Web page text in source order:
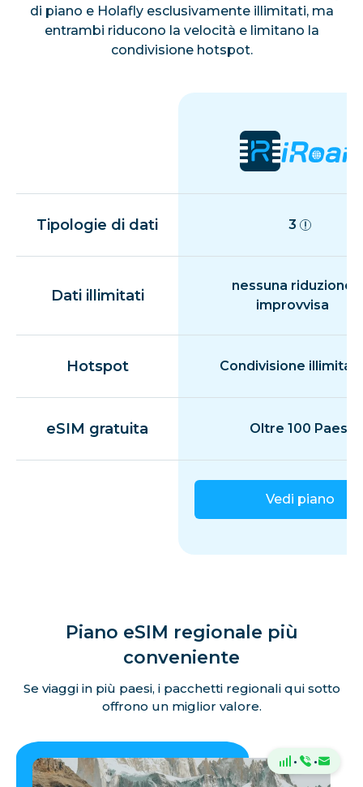
di piano e Holafly esclusivamente illimitati, ma
entrambi riducono la velocità e limitano la
condivisione hotspot.
Tipologie di dati 3
Dati illimitati
nessuna riduzione
improvvisa
Hotspot Condivisione
eSIM gratuita Oltre 100 Paesi
Vedi piano
Piano eSIM regionale più
conveniente
Se viaggi in più paesi, i pacchetti regionali qui sotto
offrono un miglior valore.
· ·